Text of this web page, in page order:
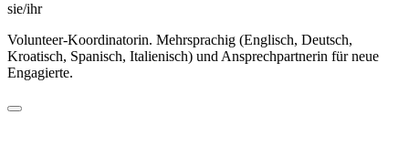
sie/ihr
Volunteer-Koordinatorin. Mehrsprachig (Englisch, Deutsch,
Kroatisch, Spanisch, Italienisch) und Ansprechpartnerin für neue
Engagierte.